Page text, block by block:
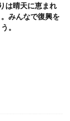
は晴天に恵まれ
みんなで復興を
。